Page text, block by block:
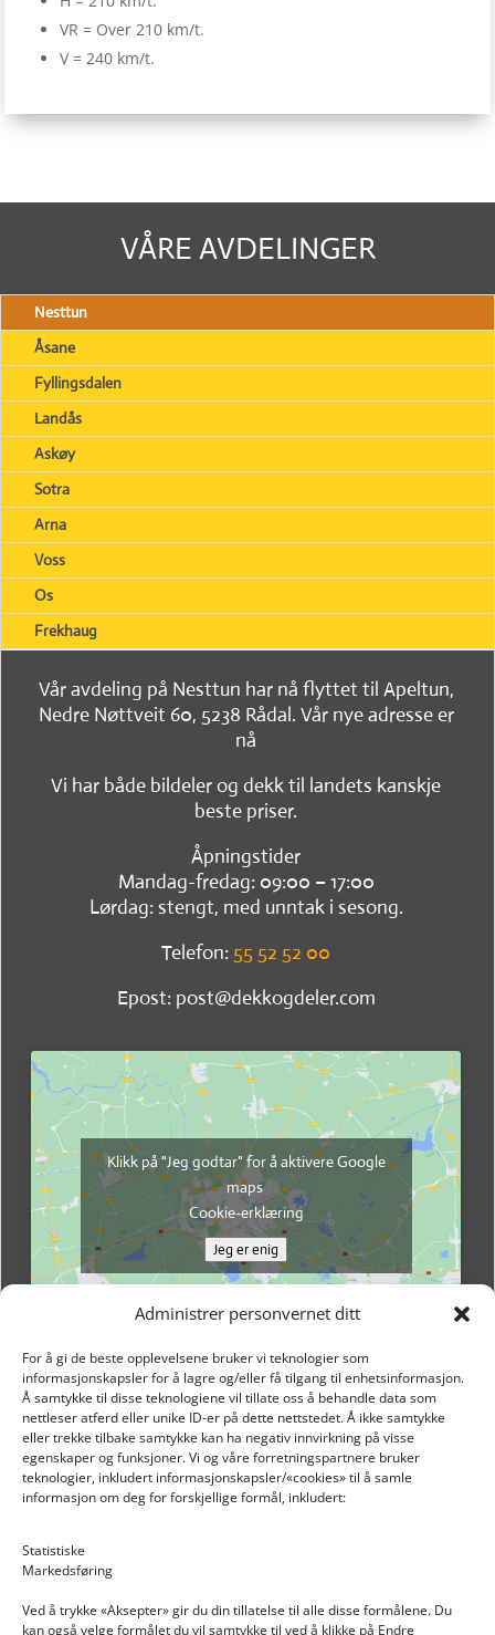
Administrer personvernet ditt
For å gi de beste opplevelsene bruker vi teknologier som
informasjonskapsler for å lagre og/eller få tilgang til enhetsinformasjon.
Å samtykke til disse teknologiene vil tillate oss å behandle data som
nettleser atferd eller unike ID-er på dette nettstedet. Å ikke samtykke
eller trekke tilbake samtykke kan ha negativ innvirkning på visse
egenskaper og funksjoner. Vi og våre forretningspartnere bruker
teknologier, inkludert informasjonskapsler/«cookies» til å samle
informasjon om deg for forskjellige formål, inkludert:
Statistiske
Markedsføring
Ved å trykke «Aksepter» gir du din tillatelse til alle disse formålene. Du
kan også velge formålet du vil samtykke til ved å klikke på Endre
VR = Over 210 km/t.
V = 240 km/t.
VÅRE AVDELINGER
Nesttun
Åsane
Fyllingsdalen
Landås
Askøy
Sotra
Arna
Voss
Os
Frekhaug
Vår avdeling på Nesttun har nå flyttet til Apeltun,
Nedre Nøttveit 60, 5238 Rådal. Vår nye adresse er
nå
Vi har både bildeler og dekk til landets kanskje
beste priser.
Åpningstider
Mandag-fredag: 09:00 – 17:00
Lørdag: stengt, med unntak i sesong.
Telefon: 55 52 52 00
Epost: post@dekkogdeler.com
Klikk på "Jeg godtar" for å aktivere Google
maps
Cookie-erklæring
Jeg er enig